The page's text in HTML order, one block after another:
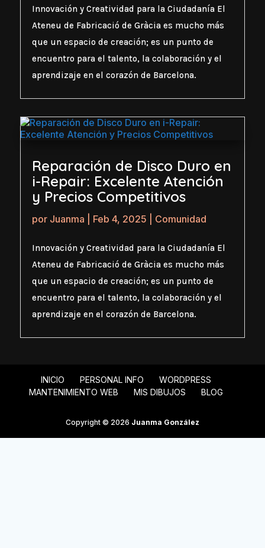
Innovación y Creatividad para la Ciudadanía El
Ateneu de Fabricació de Gràcia es mucho más
que un espacio de creación; es un punto de
encuentro para el talento, la colaboración y el
aprendizaje en el corazón de Barcelona.
Reparación de Disco Duro en
i-Repair: Excelente Atención
y Precios Competitivos
por Juanma Feb 4, 2025 Comunidad
Innovación y Creatividad para la Ciudadanía El
Ateneu de Fabricació de Gràcia es mucho más
que un espacio de creación; es un punto de
encuentro para el talento, la colaboración y el
aprendizaje en el corazón de Barcelona.
INICIO PERSONAL INFO
WORDPRESS
MANTENIMIENTO WEB
MIS DIBUJOS BLOG
Copyright © 2026 Juanma González